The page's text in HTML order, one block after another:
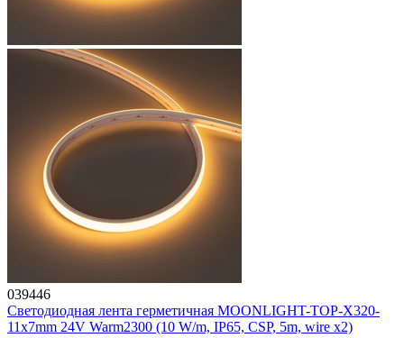
039446
Светодиодная лента герметичная MOONLIGHT-TOP-X320-
11x7mm 24V Warm2300 (10 W/m, IP65, CSP, 5m, wire x2)